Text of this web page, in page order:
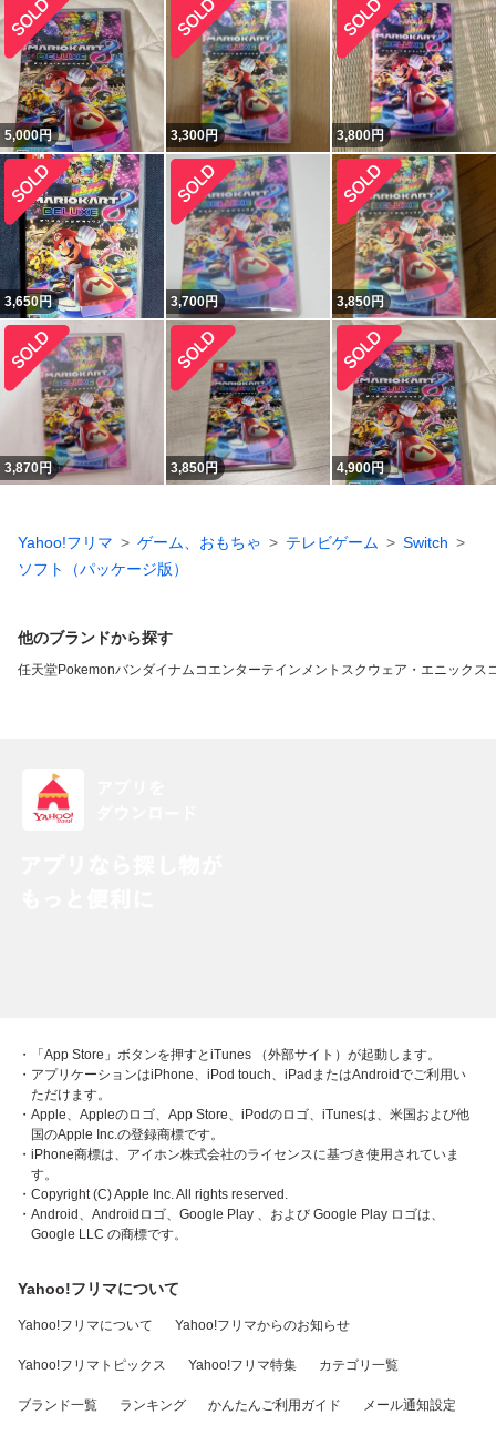
5,000円 3,300円 3,800円
3,650円 3,700円 3,850円
3,870円 3,850円 4,900円
Yahoo!フリマ ゲーム、おもちゃ テレビゲーム
Switch
ソフト（パッケージ版）
他のブランドから探す
任天堂Pokemonバンダイナムコエンターテインメント スクウェア・エニックス
・「App Store」ボタンを押すとiTunes （外部サイト）が起動します。
・アプリケーションはiPhone、iPod touch、iPadまたはAndroidでご利用い
ただけます。
・Apple、Appleのロゴ、App Store、iPodのロゴ、iTunesは、米国および他
国のApple Inc.の登録商標です。
・iPhone商標は、アイホン株式会社のライセンスに基づき使用されていま
す。
・Copyright (C) Apple Inc. All rights reserved.
・Android、Androidロゴ、Google Play 、および Google Play ロゴは、
Google LLC の商標です。
Yahoo!フリマについて
Yahoo!フリマについて Yahoo!フリマからのお知らせ
Yahoo!フリマトピックス Yahoo!フリマ特集 カテゴリ一覧
ブランド一覧 ランキング かんたんご利用ガイド メール通知設定